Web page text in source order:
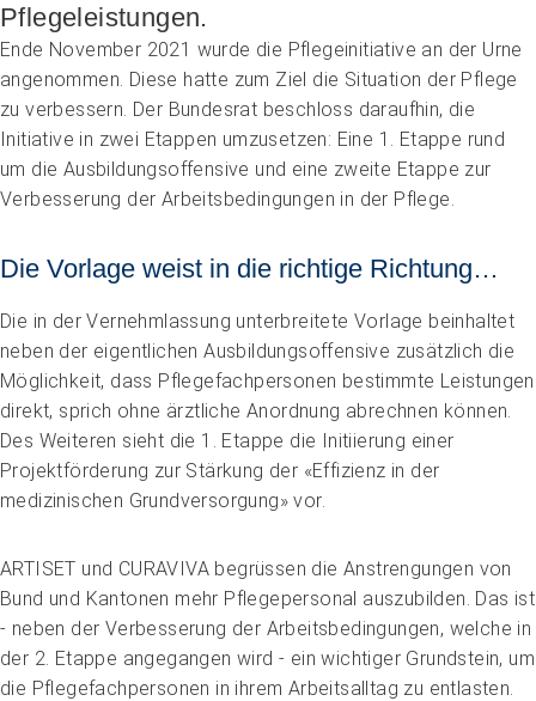
Pflegeleistungen.
Ende November 2021 wurde die Pflegeinitiative an der Urne
angenommen. Diese hatte zum Ziel die Situation der Pflege
zu verbessern. Der Bundesrat beschloss daraufhin, die
Initiative in zwei Etappen umzusetzen: Eine 1. Etappe rund
um die Ausbildungsoffensive und eine zweite Etappe zur
Verbesserung der Arbeitsbedingungen in der Pflege.
Die Vorlage weist in die richtige Richtung…
Die in der Vernehmlassung unterbreitete Vorlage beinhaltet
neben der eigentlichen Ausbildungsoffensive zusätzlich die
Möglichkeit, dass Pflegefachpersonen bestimmte Leistungen
direkt, sprich ohne ärztliche Anordnung abrechnen können.
Des Weiteren sieht die 1. Etappe die Initiierung einer
Projektförderung zur Stärkung der «Effizienz in der
medizinischen Grundversorgung» vor.
ARTISET und CURAVIVA begrüssen die Anstrengungen von
Bund und Kantonen mehr Pflegepersonal auszubilden. Das ist
- neben der Verbesserung der Arbeitsbedingungen, welche in
der 2. Etappe angegangen wird - ein wichtiger Grundstein, um
die Pflegefachpersonen in ihrem Arbeitsalltag zu entlasten.